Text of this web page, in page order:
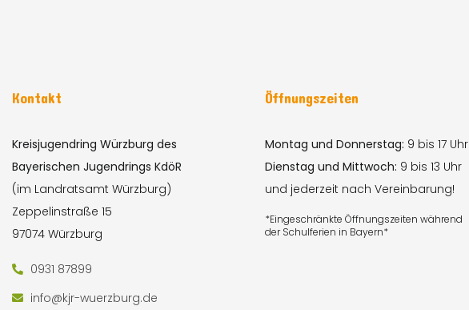
Kontakt
Kreisjugendring Würzburg des
Bayerischen Jugendrings KdöR
(im Landratsamt Würzburg)
Zeppelinstraße 15
97074 Würzburg
0931 87899
info@kjr-wuerzburg.de
Öffnungszeiten
Montag und Donnerstag: 9 bis 17 Uhr
Dienstag und Mittwoch: 9 bis 13 Uhr
und jederzeit nach Vereinbarung!
*Eingeschränkte Öffnungszeiten während
der Schulferien in Bayern*